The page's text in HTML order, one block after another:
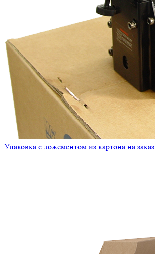
Упаковка с ложементом из картона на заказ